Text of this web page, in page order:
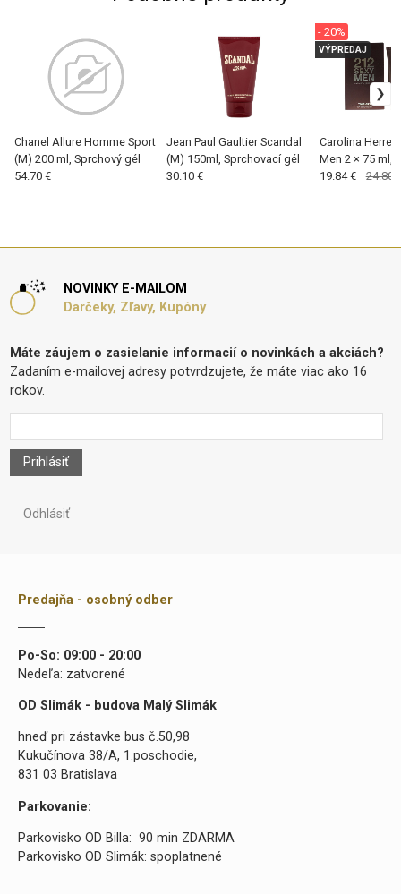
Chanel Allure Homme Sport
(M) 200 ml, Sprchový gél
54.70 €
Jean Paul Gaultier Scandal
(M) 150ml, Sprchovací gél
30.10 €
Carolina
Men 2 × 75 ml,
sada (M)
VÝPREDAJ
- 20%
19.84 € 24.80
NOVINKY E-MAILOM
Darčeky, Zľavy, Kupóny
Máte záujem o zasielanie informacií o novinkách a akciách?
Zadaním e-mailovej adresy potvrdzujete, že máte viac ako 16
rokov.
Prihlásiť
Odhlásiť
Predajňa - osobný odber
Po-So: 09:00 - 20:00
Nedeľa: zatvorené
OD Slimák - budova Malý Slimák
hneď pri zástavke bus č.50,98
Kukučínova 38/A, 1.poschodie,
831 03 Bratislava
Parkovanie:
Parkovisko OD Billa: 90 min ZDARMA
Parkovisko OD Slimák: spoplatnené